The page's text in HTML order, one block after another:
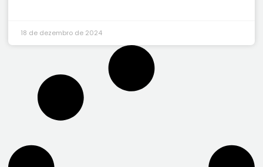
18 de dezembro de 2024